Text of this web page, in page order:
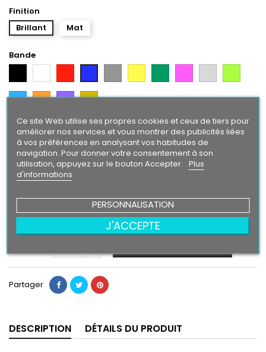
Finition
Brillant
Mat
Bande
Rouge
ArgentCitron
Bleu
OrangeVioletGold
Texte/ Logo
Noir
Blanc RougeBleu Gris JauneVert Rose Gris
Argent
Bleu
Intense
OrangeViolet
24,90 €
Partager
DESCRIPTION DÉTAILS DU PRODUIT
Ce site Web utilise ses propres cookies et ceux de tiers pour
améliorer nos services et vous montrer des publicités liées
à vos préférences en analysant vos habitudes de
navigation. Pour donner votre consentement à son
utilisation, appuyez sur le bouton Accepter. Plus
d'informations
PERSONNALISATION
J'ACCEPTE